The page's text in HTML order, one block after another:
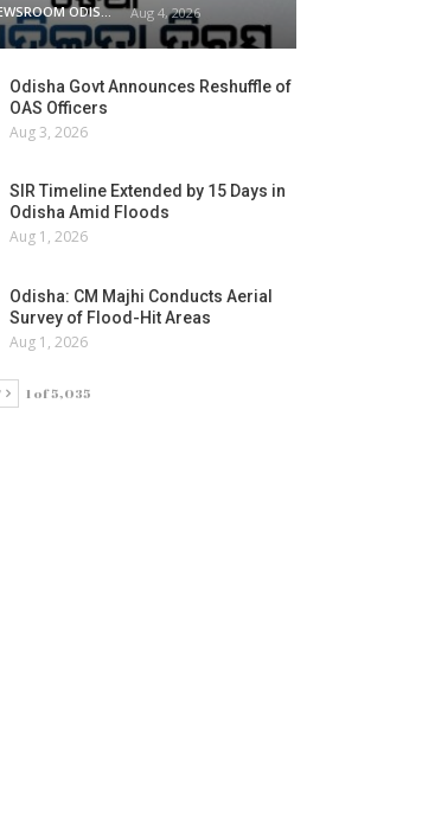
NEWSROOM ODISHA NETWORK Aug 4, 2026
Odisha Govt Announces Reshuffle of
OAS Officers
Aug 3, 2026
SIR Timeline Extended by 15 Days in
Odisha Amid Floods
Aug 1, 2026
Odisha: CM Majhi Conducts Aerial
Survey of Flood-Hit Areas
Aug 1, 2026
1 of 5,035